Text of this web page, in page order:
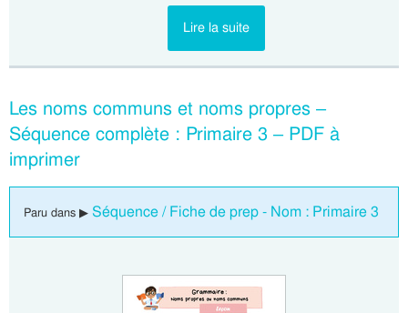
Lire la suite
Les noms communs et noms propres –
Séquence complète : Primaire 3 – PDF à
imprimer
Paru dans ▶ Séquence / Fiche de prep - Nom : Primaire 3